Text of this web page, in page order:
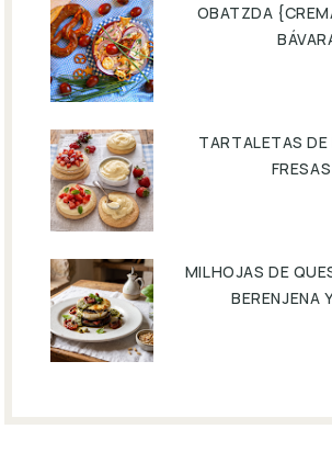
OBATZDA
TARTALETAS DE
MILHOJAS DE
BERENJENA